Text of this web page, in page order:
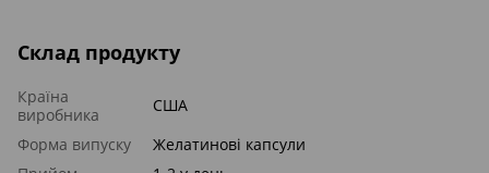
Склад продукту
Країна
виробника
США
Форма випуску
Желатинові капсули